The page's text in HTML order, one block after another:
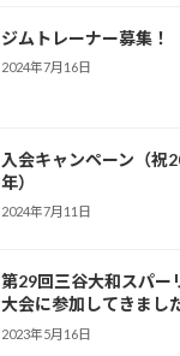
ジムトレーナー募集！
2024年7月16日
入会キャンペーン（祝
年）
2024年7月11日
第29回三谷大和スパー
大会に参加してきまし
2023年5月16日